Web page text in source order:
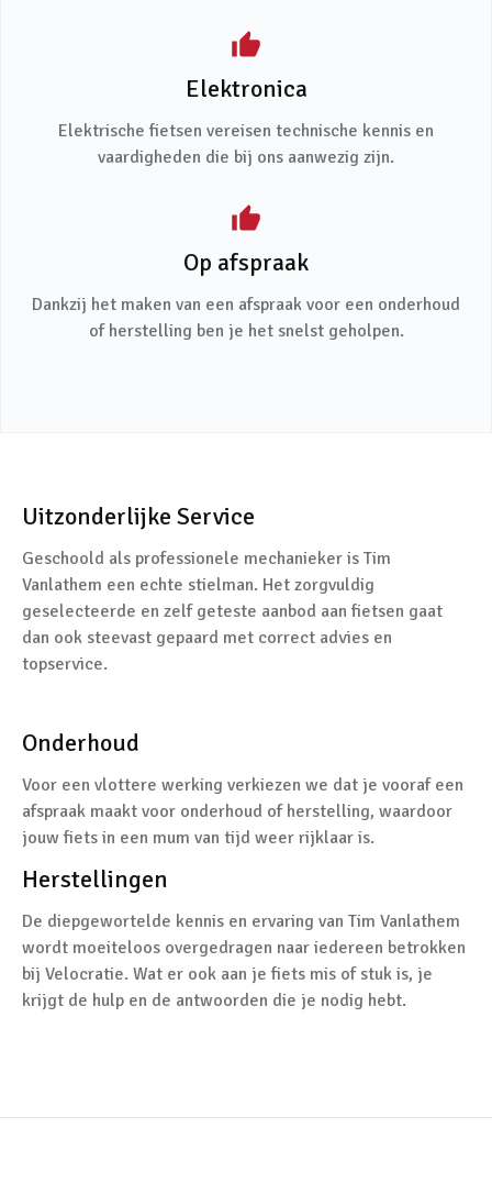
Elektronica
Elektrische fietsen vereisen technische kennis en
vaardigheden die bij ons aanwezig zijn.
Op afspraak
Dankzij het maken van een afspraak voor een onderhoud
of herstelling ben je het snelst geholpen.
Uitzonderlijke Service
Geschoold als professionele mechanieker is Tim
Vanlathem een echte stielman. Het zorgvuldig
geselecteerde en zelf geteste aanbod aan fietsen gaat
dan ook steevast gepaard met correct advies en
topservice.
Onderhoud
Voor een vlottere werking verkiezen we dat je vooraf een
afspraak maakt voor onderhoud of herstelling, waardoor
jouw fiets in een mum van tijd weer rijklaar is.
Herstellingen
De diepgewortelde kennis en ervaring van Tim Vanlathem
wordt moeiteloos overgedragen naar iedereen betrokken
bij Velocratie. Wat er ook aan je fiets mis of stuk is, je
krijgt de hulp en de antwoorden die je nodig hebt.